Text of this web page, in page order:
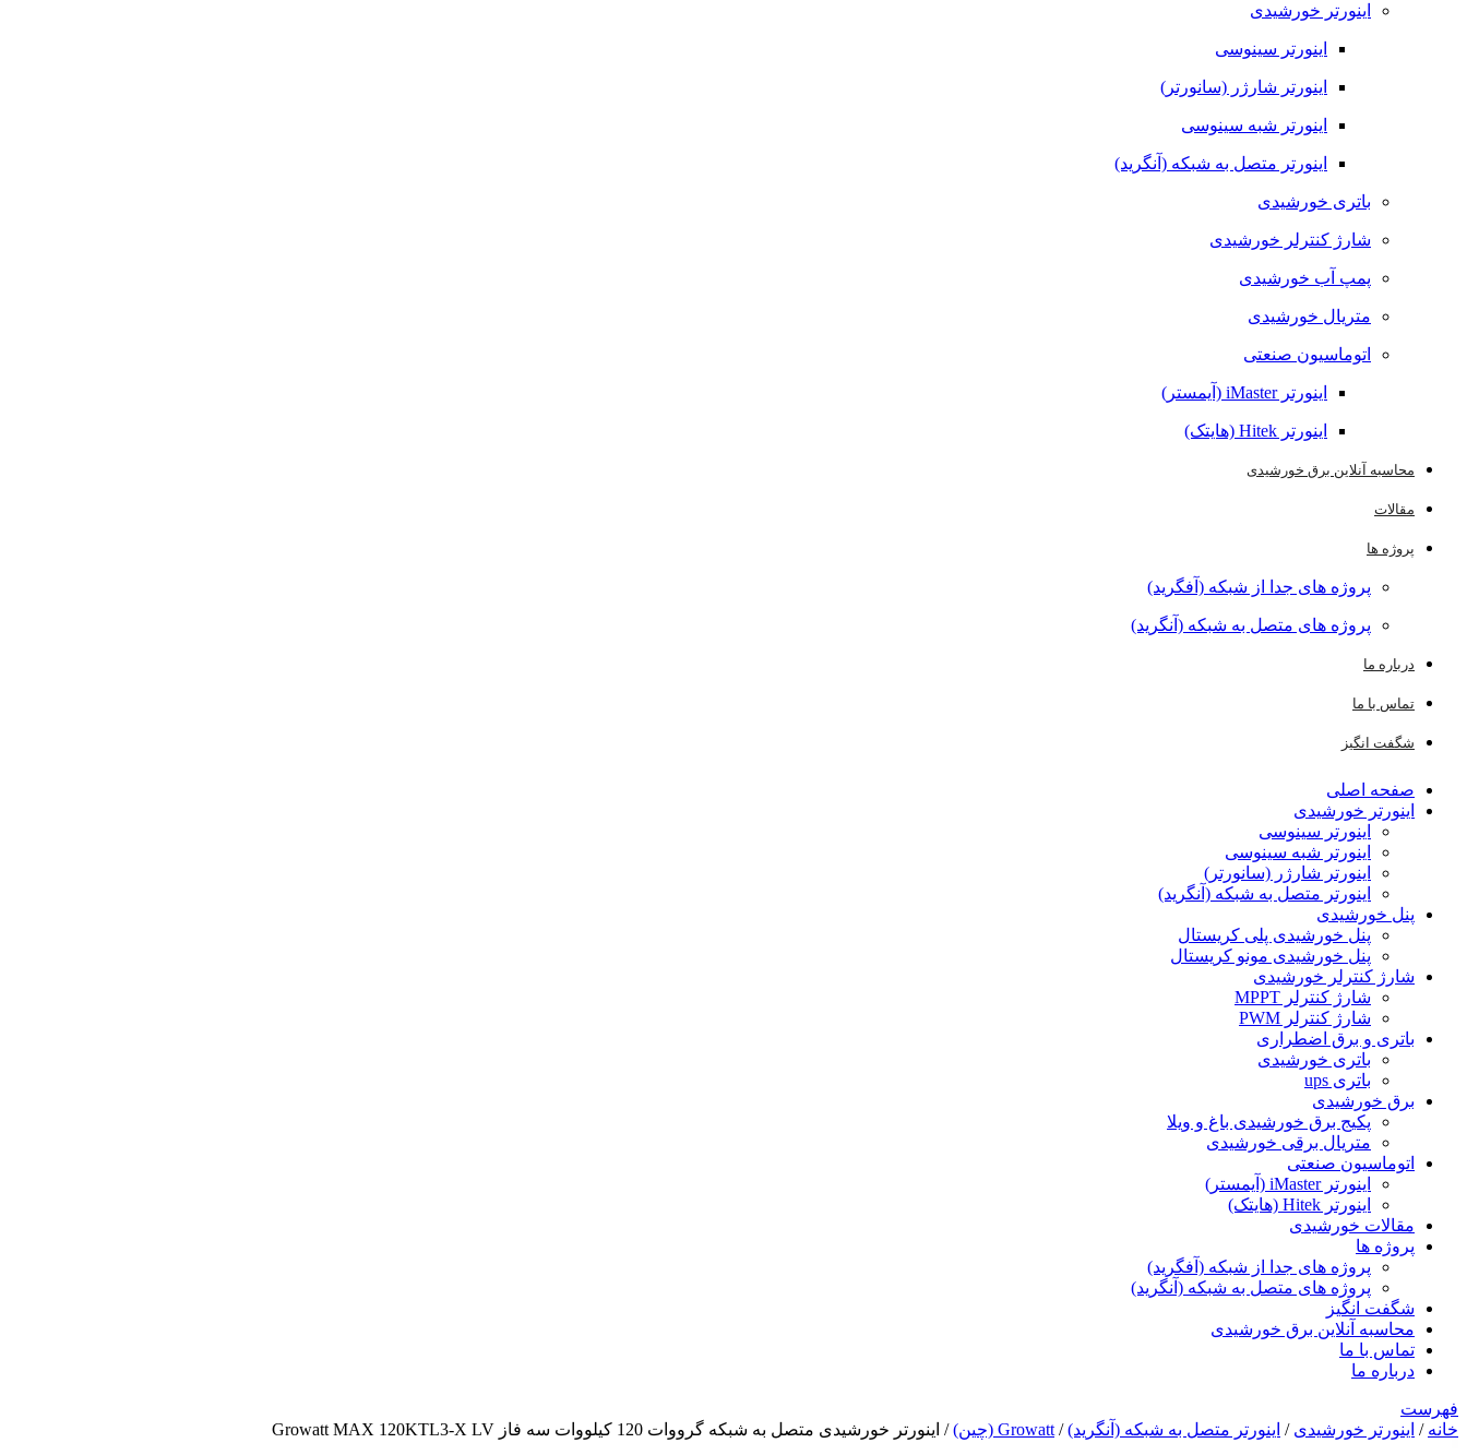
اینورتر خورشیدی
اینورتر سینوسی
اینورتر شارژر (سانورتر)
اینورتر شبه سینوسی
اینورتر متصل به شبکه (آنگرید)
باتری خورشیدی
شارژ کنترلر خورشیدی
پمپ آب خورشیدی
متریال خورشیدی
اتوماسیون صنعتی
اینورتر iMaster (آیمستر)
اینورتر Hitek (هایتک)
محاسبه آنلاین برق خورشیدی
مقالات
پروژه ها
پروژه های جدا از شبکه (آفگرید)
پروژه های متصل به شبکه (آنگرید)
درباره ما
تماس با ما
شگفت انگیز
صفحه اصلی
اینورتر خورشیدی
اینورتر سینوسی
اینورتر شبه سینوسی
اینورتر شارژر (سانورتر)
اینورتر متصل به شبکه (آنگرید)
پنل خورشیدی
پنل خورشیدی پلی کریستال
پنل خورشیدی مونو کریستال
شارژ کنترلر خورشیدی
شارژ کنترلر MPPT
شارژ کنترلر PWM
باتری و برق اضطراری
باتری خورشیدی
باتری ups
برق خورشیدی
پکیج برق خورشیدی باغ و ویلا
متریال برقی خورشیدی
اتوماسیون صنعتی
اینورتر iMaster (آیمستر)
اینورتر Hitek (هایتک)
مقالات خورشیدی
پروژه ها
پروژه های جدا از شبکه (آفگرید)
پروژه های متصل به شبکه (آنگرید)
شگفت انگیز
محاسبه آنلاین برق خورشیدی
تماس با ما
درباره ما
فهرست
خانه / اینورتر خورشیدی / اینورتر متصل به شبکه (آنگرید)/ Growatt (چین) / اینورتر خورشیدی متصل به شبکه گرووات 120 کیلووات سه فاز Growatt MAX 120KTL3-X LV